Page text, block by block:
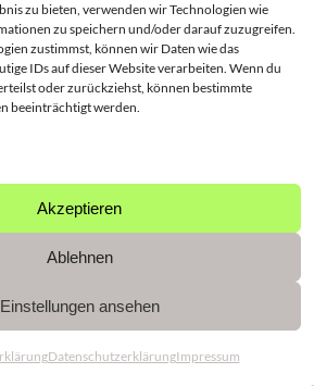
zu bieten, verwenden wir Technologien wie
zu speichern und/oder darauf zuzugreifen.
zustimmst, können wir Daten wie das
IDs auf dieser Website verarbeiten. Wenn du
oder zurückziehst, können bestimmte
beeinträchtigt werden.
Akzeptieren
Ablehnen
Einstellungen ansehen
DatenschutzerklärungImpressum